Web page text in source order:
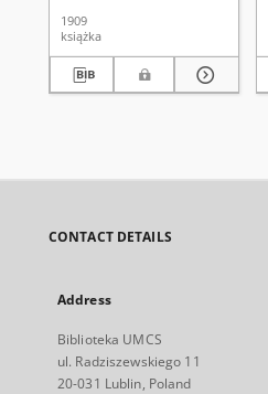
1909
książka
CONTACT DETAILS
Address
Biblioteka UMCS
ul. Radziszewskiego 11
20-031 Lublin, Poland